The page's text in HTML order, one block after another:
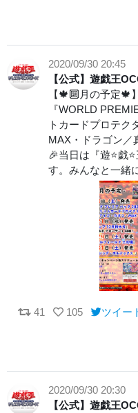
2020/09/30 20:45
【公式】遊戯王
【🍁🔟月の予定
『WORLD
トカードプロテク
MAX・ドラゴン／
🎉当日は『遊⭐️戯
す。みんなと一緒
41 105 ツイー
2020/09/30 20:30
【公式】遊戯王